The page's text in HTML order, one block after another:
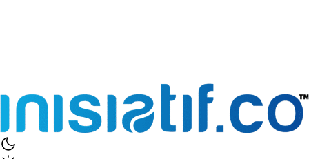
Inisiatif.co
Stay Connected Stay Informed